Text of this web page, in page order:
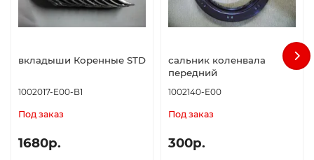
вкладыши Коренные STD
1002017-E00-B1
Под заказ
1680р.
сальник коленвала
передний
1002140-E00
Под заказ
300р.